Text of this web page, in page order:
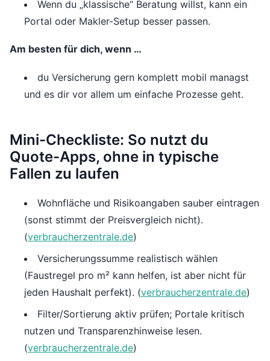
Wenn du „klassische“ Beratung willst, kann ein
Portal oder Makler-Setup besser passen.
Am besten für dich, wenn …
du Versicherung gern komplett mobil managst
und es dir vor allem um einfache Prozesse geht.
Mini-Checkliste: So nutzt du
Quote-Apps, ohne in typische
Fallen zu laufen
Wohnfläche und Risikoangaben sauber eintragen
(sonst stimmt der Preisvergleich nicht).
(verbraucherzentrale.de)
Versicherungssumme realistisch wählen
(Faustregel pro m² kann helfen, ist aber nicht für
jeden Haushalt perfekt). (verbraucherzentrale.de)
Filter/Sortierung aktiv prüfen; Portale kritisch
nutzen und Transparenzhinweise lesen.
(verbraucherzentrale.de)